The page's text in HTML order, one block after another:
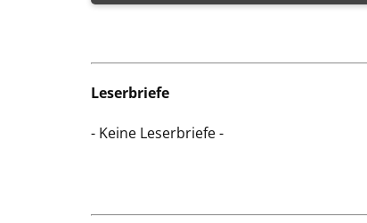
Leserbriefe
- Keine Leserbriefe -